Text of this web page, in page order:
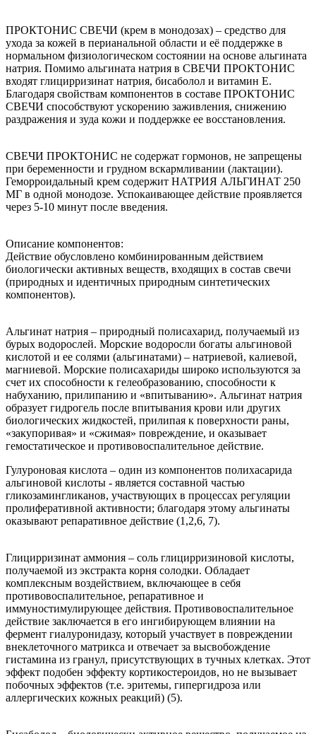
ПРОКТОНИС СВЕЧИ (крем в монодозах) – средство для
ухода за кожей в перианальной области и её поддержке в
нормальном физиологическом состоянии на основе альгината
натрия. Помимо альгината натрия в СВЕЧИ ПРОКТОНИС
входят глицирризинат натрия, бисаболол и витамин Е.
Благодаря свойствам компонентов в составе ПРОКТОНИС
СВЕЧИ способствуют ускорению заживления, снижению
раздражения и зуда кожи и поддержке ее восстановления.
СВЕЧИ ПРОКТОНИС не содержат гормонов, не запрещены
при беременности и грудном вскармливании (лактации).
Геморроидальный крем содержит НАТРИЯ АЛЬГИНАТ 250
МГ в одной монодозе. Успокаивающее действие проявляется
через 5-10 минут после введения.
Описание компонентов:
Действие обусловлено комбинированным действием
биологически активных веществ, входящих в состав свечи
(природных и идентичных природным синтетических
компонентов).
Альгинат натрия – природный полисахарид, получаемый из
бурых водорослей. Морские водоросли богаты альгиновой
кислотой и ее солями (альгинатами) – натриевой, калиевой,
магниевой. Морские полисахариды широко используются за
счет их способности к гелеобразованию, способности к
набуханию, прилипанию и «впитыванию». Альгинат натрия
образует гидрогель после впитывания крови или других
биологических жидкостей, прилипая к поверхности раны,
«закупоривая» и «сжимая» повреждение, и оказывает
гемостатическое и противовоспалительное действие.
Гулуроновая кислота – один из компонентов полихасарида
альгиновой кислоты - является составной частью
гликозамингликанов, участвующих в процессах регуляции
пролиферативной активности; благодаря этому альгинаты
оказывают репаративное действие (1,2,6, 7).
Глицирризинат аммония – соль глицирризиновой кислоты,
получаемой из экстракта корня солодки. Обладает
комплексным воздействием, включающее в себя
противовоспалительное, репаративное и
иммуностимулирующее действия. Противовоспалительное
действие заключается в его ингибирующем влиянии на
фермент гиалуронидазу, который участвует в повреждении
внеклеточного матрикса и отвечает за высвобождение
гистамина из гранул, присутствующих в тучных клетках. Этот
эффект подобен эффекту кортикостероидов, но не вызывает
побочных эффектов (т.е. эритемы, гипергидроза или
аллергических кожных реакций) (5).